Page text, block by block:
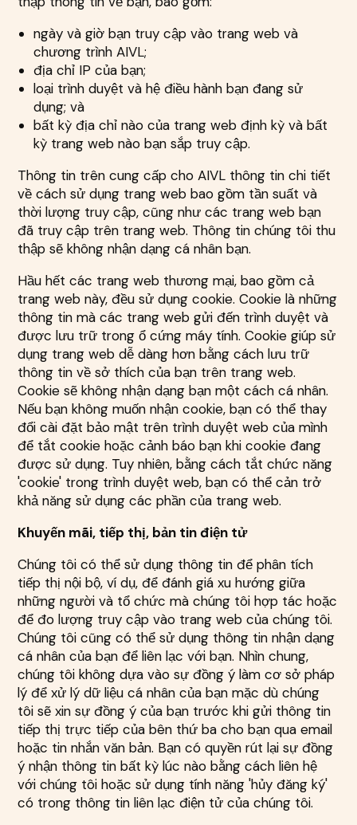
ngày và giờ bạn truy cập vào trang web và
chương trình AIVL;
địa chỉ IP của bạn;
loại trình duyệt và hệ điều hành bạn đang sử
dụng; và
bất kỳ địa chỉ nào của trang web định kỳ và bất
kỳ trang web nào bạn sắp truy cập.
Thông tin trên cung cấp cho AIVL thông tin chi tiết
về cách sử dụng trang web bao gồm tần suất và
thời lượng truy cập, cũng như các trang web bạn
đã truy cập trên trang web. Thông tin chúng tôi thu
thập sẽ không nhận dạng cá nhân bạn.
Hầu hết các trang web thương mại, bao gồm cả
trang web này, đều sử dụng cookie. Cookie là những
thông tin mà các trang web gửi đến trình duyệt và
được lưu trữ trong ổ cứng máy tính. Cookie giúp sử
dụng trang web dễ dàng hơn bằng cách lưu trữ
thông tin về sở thích của bạn trên trang web.
Cookie sẽ không nhận dạng bạn một cách cá nhân.
Nếu bạn không muốn nhận cookie, bạn có thể thay
đổi cài đặt bảo mật trên trình duyệt web của mình
để tắt cookie hoặc cảnh báo bạn khi cookie đang
được sử dụng. Tuy nhiên, bằng cách tắt chức năng
'cookie' trong trình duyệt web, bạn có thể cản trở
khả năng sử dụng các phần của trang web.
Khuyến mãi, tiếp thị, bản tin điện tử
Chúng tôi có thể sử dụng thông tin để phân tích
tiếp thị nội bộ, ví dụ, để đánh giá xu hướng giữa
những người và tổ chức mà chúng tôi hợp tác hoặc
để đo lượng truy cập vào trang web của chúng tôi.
Chúng tôi cũng có thể sử dụng thông tin nhận dạng
cá nhân của bạn để liên lạc với bạn. Nhìn chung,
chúng tôi không dựa vào sự đồng ý làm cơ sở pháp
lý để xử lý dữ liệu cá nhân của bạn mặc dù chúng
tôi sẽ xin sự đồng ý của bạn trước khi gửi thông tin
tiếp thị trực tiếp của bên thứ ba cho bạn qua email
hoặc tin nhắn văn bản. Bạn có quyền rút lại sự đồng
ý nhận thông tin bất kỳ lúc nào bằng cách liên hệ
với chúng tôi hoặc sử dụng tính năng 'hủy đăng ký'
có trong thông tin liên lạc điện tử của chúng tôi.